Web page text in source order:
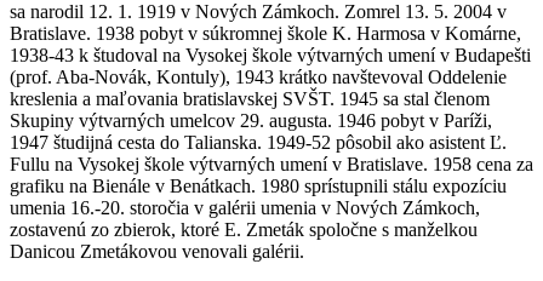
sa narodil 12. 1. 1919 v Nových Zámkoch. Zomrel 13. 5. 2004 v
Bratislave. 1938 pobyt v súkromnej škole K. Harmosa v Komárne,
1938-43 k študoval na Vysokej škole výtvarných umení v Budapešti
(prof. Aba-Novák, Kontuly), 1943 krátko navštevoval Oddelenie
kreslenia a maľovania bratislavskej SVŠT. 1945 sa stal členom
Skupiny výtvarných umelcov 29. augusta. 1946 pobyt v Paríži,
1947 študijná cesta do Talianska. 1949-52 pôsobil ako asistent Ľ.
Fullu na Vysokej škole výtvarných umení v Bratislave. 1958 cena za
grafiku na Bienále v Benátkach. 1980 sprístupnili stálu expozíciu
umenia 16.-20. storočia v galérii umenia v Nových Zámkoch,
zostavenú zo zbierok, ktoré E. Zmeták spoločne s manželkou
Danicou Zmetákovou venovali galérii.